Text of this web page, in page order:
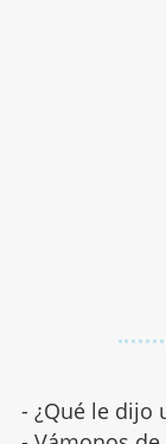
- ¿Qué le dijo